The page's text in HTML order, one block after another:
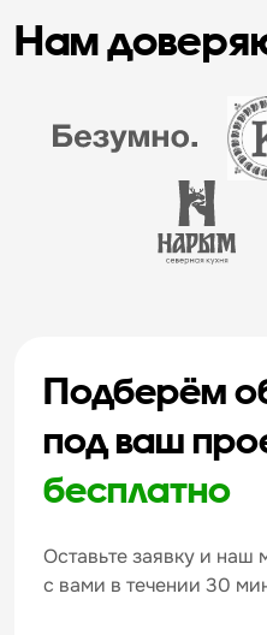
Нам
Подберём
под ваш
бесплатно
Оставьте заявку и наш
с вами в течении 30